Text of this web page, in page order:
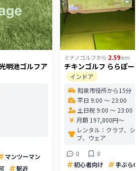
明池ゴルフア
マンツーマン
駅近
ミナノゴルフから 2.59km
チキンゴルフ ららぽー
インドア
和泉市役所から15分
平日 9:00 〜 23:00
土日祝 9:00 〜 23:00
月額 197,800円〜
レンタル： クラブ、シ
ブ、ウェア
0
0
初心者向け
手ぶら